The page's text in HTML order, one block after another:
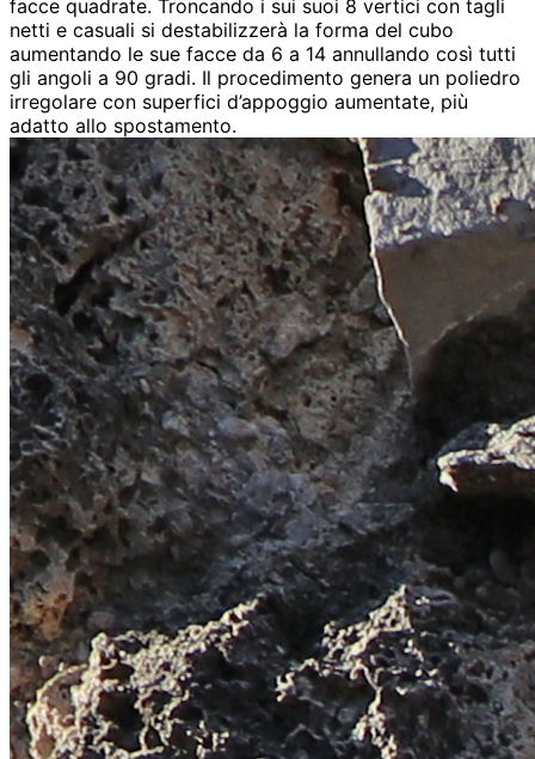
facce quadrate. Troncando i sui suoi 8 vertici con tagli
netti e casuali si destabilizzerà la forma del cubo
aumentando le sue facce da 6 a 14 annullando così tutti
gli angoli a 90 gradi. Il procedimento genera un poliedro
irregolare con superfici d’appoggio aumentate, più
adatto allo spostamento.